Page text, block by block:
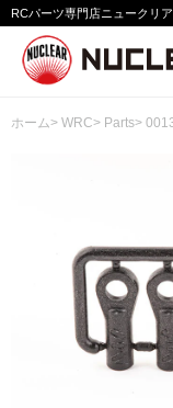
RCパーツ専門店ニュークリ
ホーム> WRC> Parts>